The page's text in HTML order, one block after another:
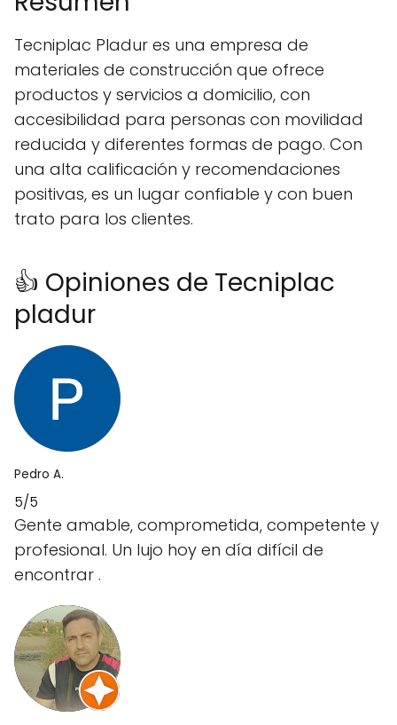
Tecniplac Pladur es una empresa de
materiales de construcción que ofrece
productos y servicios a domicilio, con
accesibilidad para personas con movilidad
reducida y diferentes formas de pago. Con
una alta calificación y recomendaciones
positivas, es un lugar confiable y con buen
trato para los clientes.
👍 Opiniones de Tecniplac
pladur
Pedro A.
5/5
Gente amable, comprometida, competente y
profesional. Un lujo hoy en día difícil de
encontrar .